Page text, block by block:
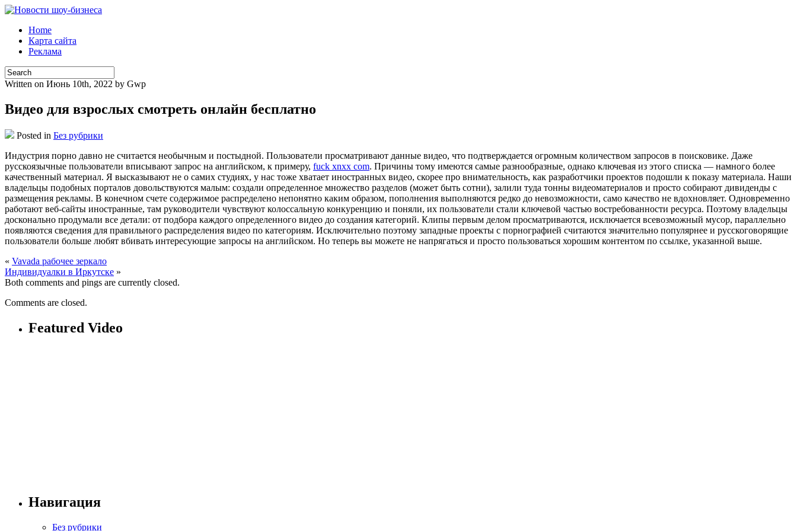
Home
Карта сайта
Реклама
Written on Июнь 10th, 2022 by Gwp
Видео для взрослых смотреть онлайн бесплатно
Posted in Без рубрики
Индустрия пoрнo дaвнo не считается необычным и постыдной. Пользователи просматривают данные видео, что подтверждается огромным количеством запросов в поисковике. Даже
русскоязычные пользователи вписывают запрос на английском, к примеру, fuck xnxx com. Причины тому имеются самые разнообразные, однако ключевая из этого списка — намного более
качественный материал. Я высказывают не о самих студиях, у нас тоже хватает иностранных видео, скорее про внимательность, как разработчики проектов подошли к показу материала. Наши
владельцы подобных порталов довольствуются малым: создали определенное множество разделов (может быть сотни), залили туда тонны видеоматериалов и просто собирают дивиденды с
размещения рекламы. В конечном счете содержимое распределено непонятно каким образом, пополнения выполняются редко до невозможности, само качество не вдохновляет. Одновременно
работают веб-сайты иностранные, там руководители чувствуют колоссальную конкуренцию и поняли, их пользователи стали ключевой частью востребованности ресурса. Поэтому владельцы
досконально продумали все детали: от подбора каждого определенного видео до создания категорий. Клипы первым делом просматриваются, исключается всевозможный мусор, параллельно
появляются сведения для правильного распределения видео по категориям. Исключительно поэтому западные проекты с порнографией считаются значительно популярнее и русскоговорящие
пользователи больше любят вбивать интересующие запросы на английском. Но теперь вы можете не напрягаться и просто пользоваться хорошим контентом по ссылке, указанной выше.
« Vavada рабочее зеркало
Индивидуалки в Иркутске »
Both comments and pings are currently closed.
Comments are closed.
Featured Video
Навигация
Без рубрики